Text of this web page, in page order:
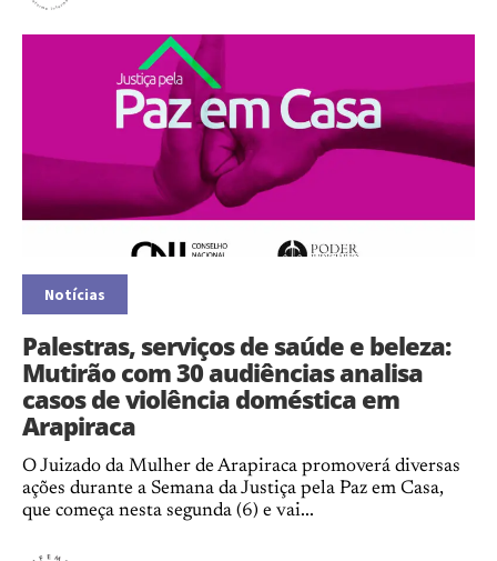
Notícias
Palestras, serviços de saúde e beleza:
Mutirão com 30 audiências analisa
casos de violência doméstica em
Arapiraca
O Juizado da Mulher de Arapiraca promoverá diversas
ações durante a Semana da Justiça pela Paz em Casa,
que começa nesta segunda (6) e vai...